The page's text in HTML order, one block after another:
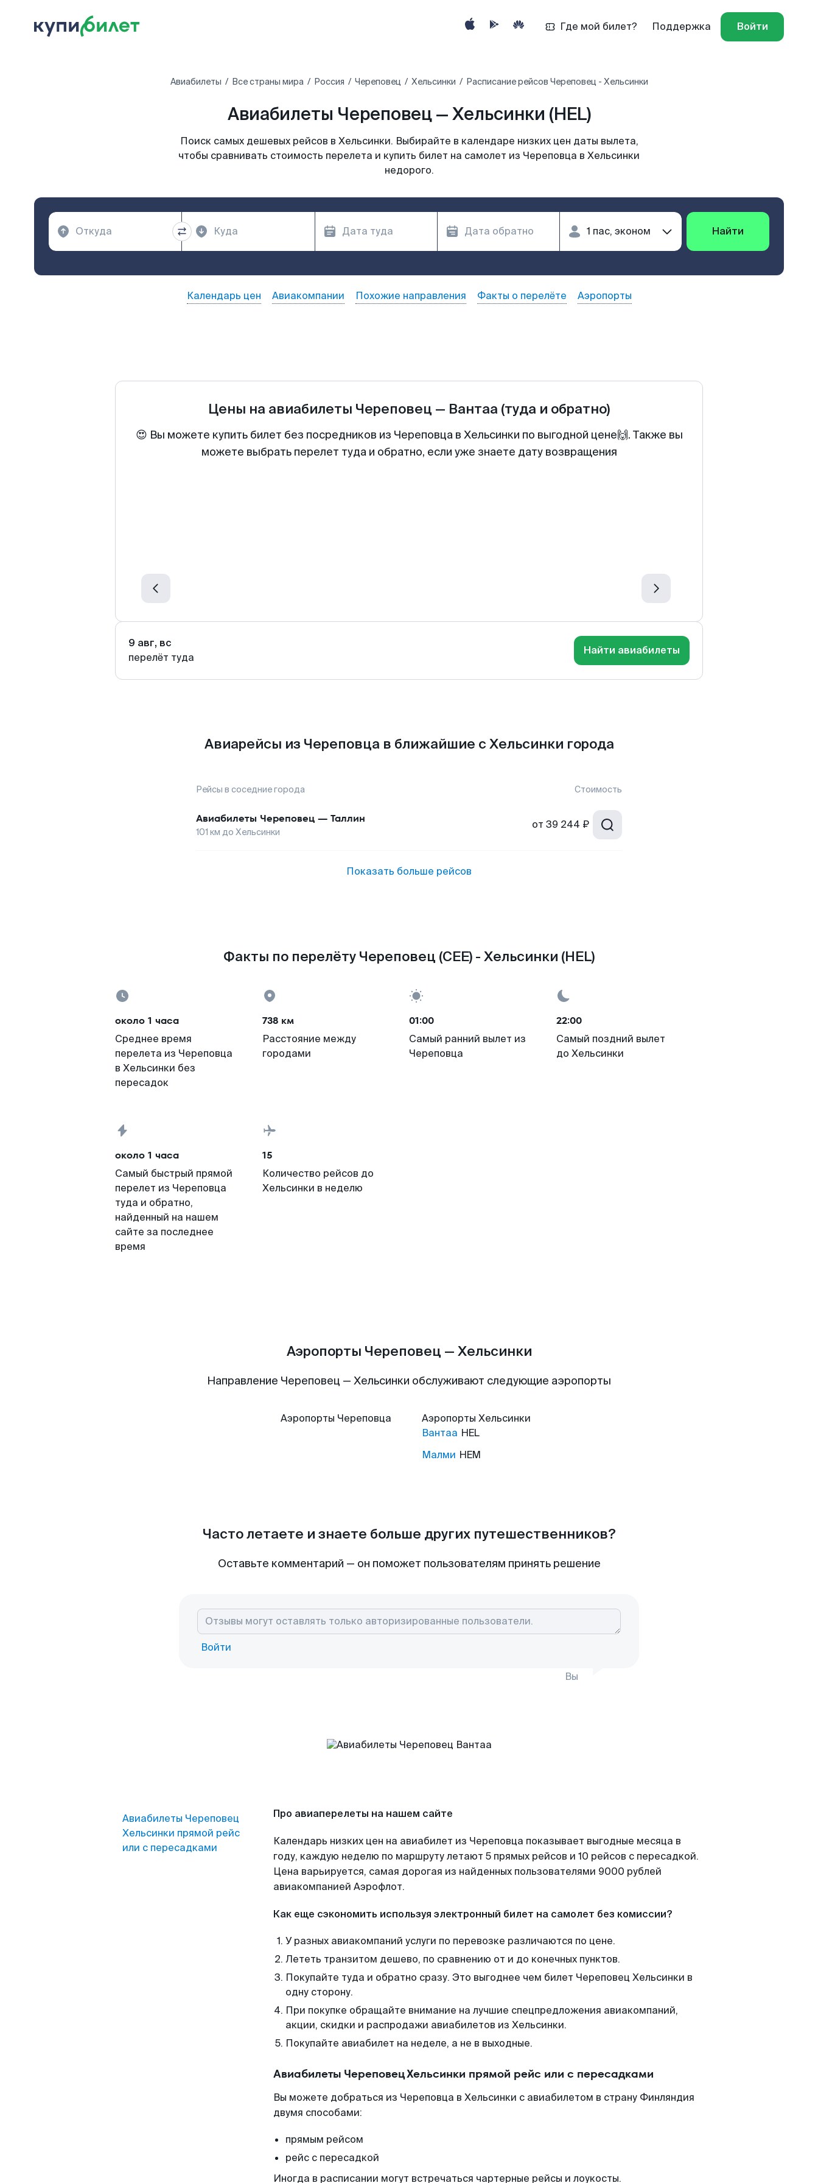
Где мой билет? Поддержка Войти
Авиабилеты Все страны мира Россия Череповец Хельсинки Расписание рейсов Череповец - Хельсинки
Авиабилеты Череповец — Хельсинки (HEL)
Поиск самых дешевых рейсов в Хельсинки. Выбирайте в календаре низких цен даты вылета,
чтобы сравнивать стоимость перелета и купить билет на самолет из Череповца в Хельсинки
недорого.
Найти
Календарь цен Авиакомпании Похожие направления Факты о перелёте Аэропорты
Цены на авиабилеты Череповец — Вантаа (туда и обратно)
😍 Вы можете купить билет без посредников из Череповца в Хельсинки по выгодной цене🙌. Также вы
можете выбрать перелет туда и обратно, если уже знаете дату возвращения
9 авг, вс
перелёт туда
Найти авиабилеты
Авиарейсы из Череповца в ближайшие с Хельсинки города
Рейсы в соседние города Стоимость
Авиабилеты Череповец — Таллин
101 км до Хельсинки
от 39 244 ₽
Показать больше рейсов
Факты по перелёту Череповец (CEE) - Хельсинки (HEL)
около 1 часа
Среднее время
перелета из Череповца
в Хельсинки без
пересадок
738 км
Расстояние между
городами
01:00
Самый ранний вылет из
Череповца
22:00
Самый поздний вылет
до Хельсинки
около 1 часа
Самый быстрый прямой
перелет из Череповца
туда и обратно,
найденный на нашем
сайте за последнее
время
15
Количество рейсов до
Хельсинки в неделю
Аэропорты Череповец — Хельсинки
Направление Череповец — Хельсинки обслуживают следующие аэропорты
Аэропорты Череповца Аэропорты Хельсинки
Вантаа HEL
Малми HEM
Часто летаете и знаете больше других путешественников?
Оставьте комментарий — он поможет пользователям принять решение
Войти
Вы
Авиабилеты Череповец
Хельсинки прямой рейс
или с пересадками
Про авиаперелеты на нашем сайте
Календарь низких цен на авиабилет из Череповца показывает выгодные месяца в
году, каждую неделю по маршруту летают 5 прямых рейсов и 10 рейсов с пересадкой.
Цена варьируется, самая дорогая из найденных пользователями 9000 рублей
авиакомпанией Аэрофлот.
Как еще сэкономить используя электронный билет на самолет без комиссии?
У разных авиакомпаний услуги по перевозке различаются по цене.
Лететь транзитом дешево, по сравнению от и до конечных пунктов.
Покупайте туда и обратно сразу. Это выгоднее чем билет Череповец Хельсинки в
одну сторону.
При покупке обращайте внимание на лучшие спецпредложения авиакомпаний,
акции, скидки и распродажи авиабилетов из Хельсинки.
Покупайте авиабилет на неделе, а не в выходные.
Авиабилеты Череповец Хельсинки прямой рейс или с пересадками
Вы можете добраться из Череповца в Хельсинки с авиабилетом в страну Финляндия
двумя способами:
прямым рейсом
рейс с пересадкой
Иногда в расписании могут встречаться чартерные рейсы и лоукосты.